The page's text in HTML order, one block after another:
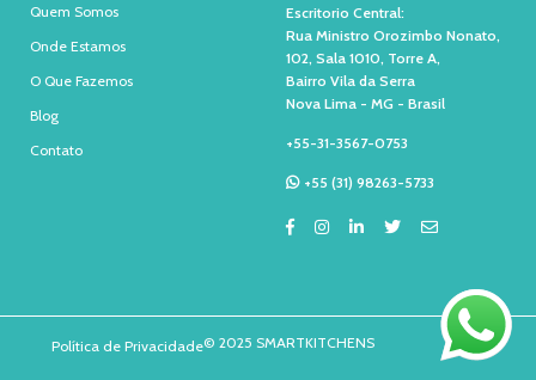
Quem Somos
Onde Estamos
O Que Fazemos
Blog
Contato
Escritorio Central:
Rua Ministro Orozimbo Nonato,
102, Sala 1010, Torre A,
Bairro Vila da Serra
Nova Lima - MG - Brasil
+55-31-3567-0753
+55 (31) 98263-5733
Política de Privacidade© 2025 SMARTKITCHENS